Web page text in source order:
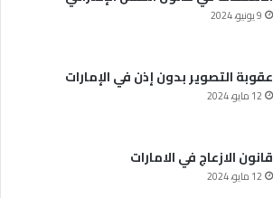
9 يونيو، 2024
عقوبة التصوير بدون إذن في الإمارات
12 مايو، 2024
قانون الازعاج في الامارات
12 مايو، 2024